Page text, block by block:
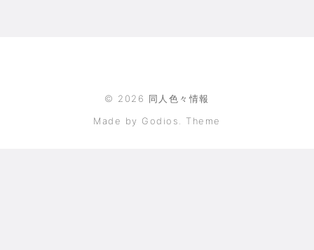
© 2026 同人色々情報
Made by Godios. Theme